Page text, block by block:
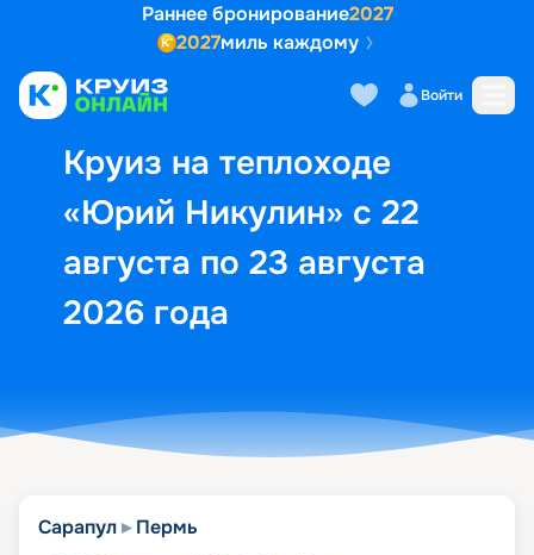
Раннее бронирование2027
2027миль каждому
Войти
Круиз на теплоходе
«Юрий Никулин» с 22
августа по 23 августа
2026 года
Выбор кают Маршрут и
Сарапул Пермь